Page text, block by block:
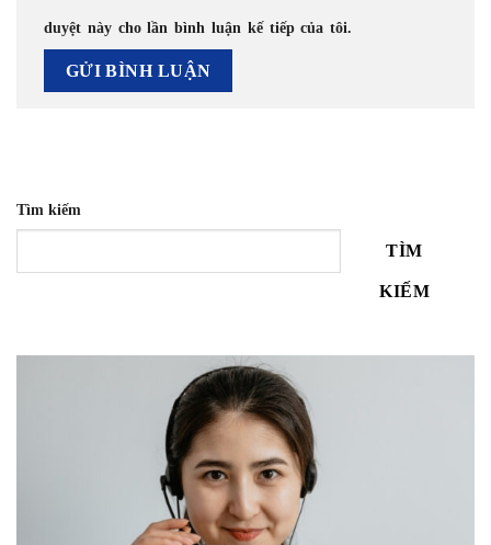
duyệt này cho lần bình luận kế tiếp của tôi.
Tìm kiếm
TÌM
KIẾM